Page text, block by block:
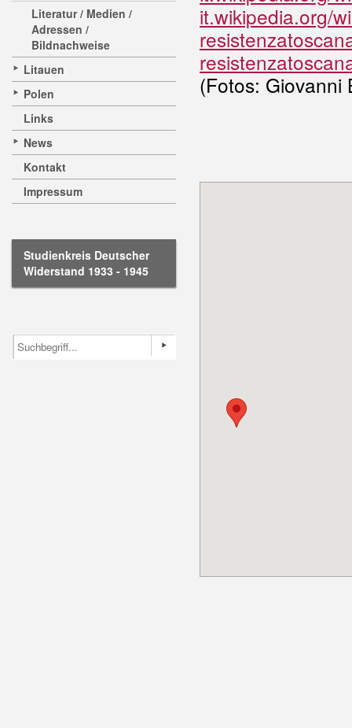
Literatur / Medien /
Adressen /
Bildnachweise
Litauen
Polen
Links
News
Kontakt
Impressum
Studienkreis Deutscher
Widerstand 1933 - 1945
it.wikipedia.org/
(Fotos: Giovanni